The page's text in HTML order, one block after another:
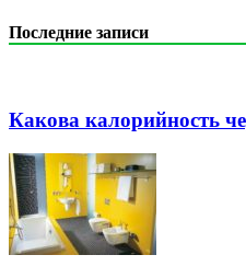
Последние записи
Какова калорийность